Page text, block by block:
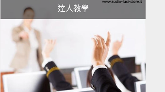
you might never see in daily life,
understanding more nuanced
paint chips at the home
和度和明度。你可能在日常生活中沒
了解更細緻顏色的關鍵，就像那些在
達人教學